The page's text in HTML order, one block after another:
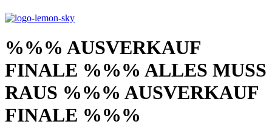
%%% AUSVERKAUF
FINALE %%% ALLES MUSS
RAUS %%% AUSVERKAUF
FINALE %%%